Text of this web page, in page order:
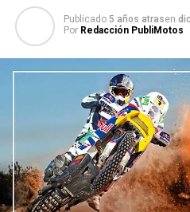
Publicado 5 años atrasen
Por Redacción PubliMotos